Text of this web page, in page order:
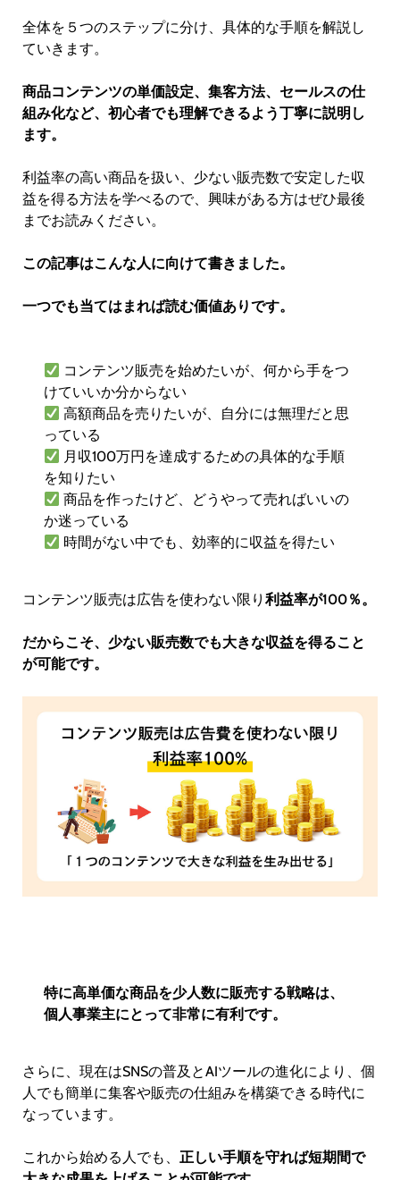
全体を５つのステップに分け、具体的な手順を解説し
ていきます。
商品コンテンツの単価設定、集客方法、セールスの仕
組み化など、初心者でも理解できるよう丁寧に説明し
ます。
利益率の高い商品を扱い、少ない販売数で安定した収
益を得る方法を学べるので、興味がある方はぜひ最後
までお読みください。
この記事はこんな人に向けて書きました。
一つでも当てはまれば読む価値ありです。
コンテンツ販売を始めたいが、何から手をつ
けていいか分からない
高額商品を売りたいが、自分には無理だと思
っている
月収100万円を達成するための具体的な手順
を知りたい
商品を作ったけど、どうやって売ればいいの
か迷っている
時間がない中でも、効率的に収益を得たい
コンテンツ販売は広告を使わない限り 利益率が100％。
だからこそ、少ない販売数でも大きな収益を得ること
が可能です。
特に高単価な商品を少人数に販売する戦略は、
個人事業主にとって非常に有利です。
さらに、現在はSNSの普及とAIツールの進化により、個
人でも簡単に集客や販売の仕組みを構築できる時代に
なっています。
これから始める人でも、 正しい手順を守れば短期間で